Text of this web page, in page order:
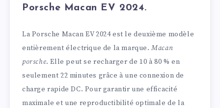
Porsche Macan EV 2024.
La Porsche Macan EV 2024 est le deuxième modèle
entièrement électrique de la marque.Macan
porsche. Elle peut se recharger de 10 à 80 % en
seulement 22 minutes grâce à une connexion de
charge rapide DC. Pour garantir une efficacité
maximale et une reproductibilité optimale de la